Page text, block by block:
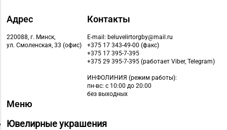
Адрес
220088, г. Минск,
ул. Смоленская, 33 (офис)
Контакты
E-mail: beluvelirtorgby@mail.ru
+375 17 343-49-00 (факс)
+375 17 395-7-395
+375 29 395-7-395 (работает Viber, Telegram)
ИНФОЛИНИЯ (режим работы):
пн-вс: с 10:00 до 20:00
без выходных
Меню
Ювелирные украшения